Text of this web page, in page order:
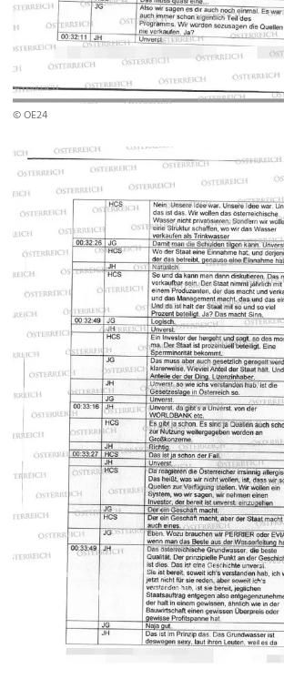
© OE24